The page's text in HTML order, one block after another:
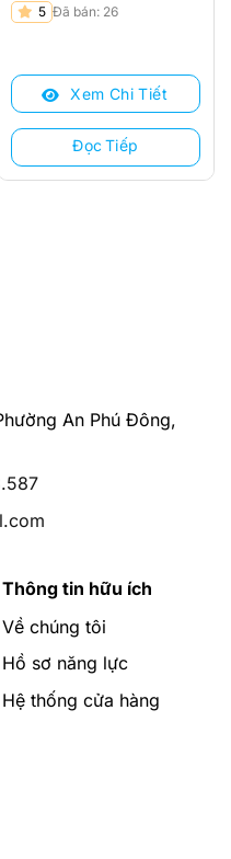
5 Đã bán: 26
Xem Chi Tiết
Đọc Tiếp
An Phú Đông,
Thông tin hữu ích
Về chúng tôi
Hồ sơ năng lực
Hệ thống cửa hàng